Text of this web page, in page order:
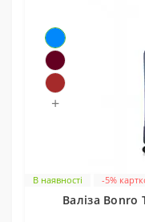
В наявності
+
-5%
Валіза Bonro